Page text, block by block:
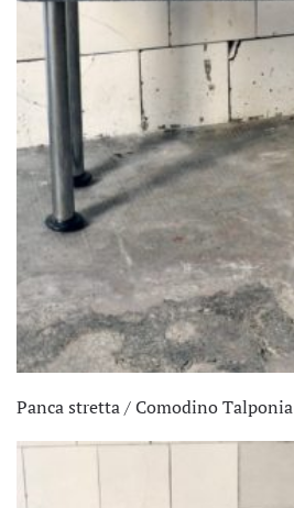
Panca stretta / Comodino Talponia